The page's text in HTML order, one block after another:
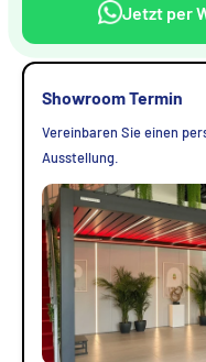
Jetzt per
Showroom Termin
Vereinbaren Sie einen
Ausstellung.